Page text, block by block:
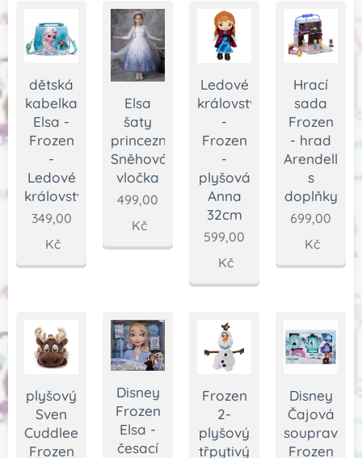
dětská
kabelka
Elsa -
Frozen
-
Ledové
království
349,00
Kč
Elsa
šaty
princezna
Sněhová
vločka
499,00
Kč
Ledové
království
-
Frozen
-
plyšová
Anna
32cm
599,00
Kč
Hrací
sada
Frozen
- hrad
Arendelle
s
doplňky
699,00
Kč
plyšový
Sven
Cuddleez,
Frozen
Disney
Frozen
Elsa -
česací
Frozen
2-
plyšový
třpytivý
Disney
Čajová
souprava
Frozen